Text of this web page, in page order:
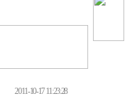
2011-10-17 11:23:28